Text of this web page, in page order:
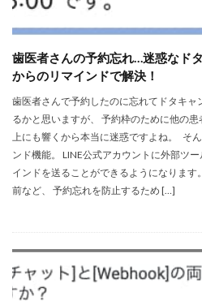
歯医者さんの予約忘れ…迷惑なド
からのリマインドで解決！
歯医者さんで予約したのに忘れてドタキ
るかと思いますが、 予約枠のために他の
上にも響くから本当に迷惑ですよね。 そ
ンド機能。 LINE公式アカウントに外部ツ
インドを送ることができるようになりま
前など、 予約忘れを防止するため […]